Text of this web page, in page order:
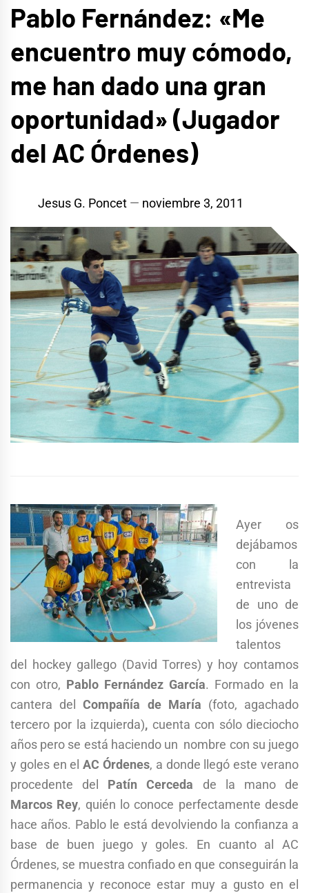
Pablo Fernández: «Me
encuentro muy cómodo,
me han dado una gran
oportunidad» (Jugador
del AC Órdenes)
Jesus G. Poncet noviembre 3, 2011
Ayer os
dejábamos
con la
entrevista
de uno de
los jóvenes
talentos
del hockey gallego (David Torres) y hoy contamos
con otro, Pablo Fernández García. Formado en la
cantera delCompañía de María (foto, agachado
tercero por la izquierda), cuenta con sólo dieciocho
años pero se está haciendo un nombre con su juego
y goles en elAC Órdenes, a donde llegó este verano
procedente del Patín Cerceda de la mano de
Marcos Rey, quién lo conoce perfectamente desde
hace años. Pablo le está devolviendo la confianza a
base de buen juego y goles. En cuanto al AC
Órdenes, se muestra confiado en que conseguirán la
permanencia y reconoce estar muy a gusto en el